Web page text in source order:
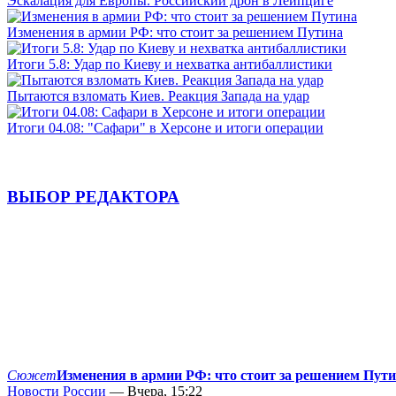
Изменения в армии РФ: что стоит за решением Путина
Итоги 5.8: Удар по Киеву и нехватка антибаллистики
Пытаются взломать Киев. Реакция Запада на удар
Итоги 04.08: "Сафари" в Херсоне и итоги операции
ВЫБОР РЕДАКТОРА
СюжетИзменения в армии РФ: что стоит за решением
Новости России — Вчера, 15:22